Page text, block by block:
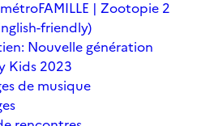
métroFAMILLE | Zootopie 2
friendly)
Nouvelle génération
Kids 2023
de musique